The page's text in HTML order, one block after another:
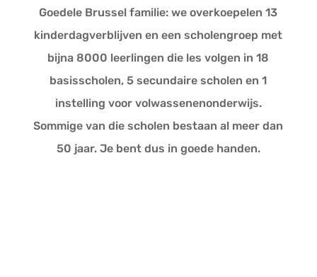
Goedele Brussel familie: we overkoepelen 13
kinderdagverblijven en een scholengroep met
bijna 8000 leerlingen die les volgen in 18
basisscholen, 5 secundaire scholen en 1
instelling voor volwassenenonderwijs.
Sommige van die scholen bestaan al meer dan
50 jaar. Je bent dus in goede handen.